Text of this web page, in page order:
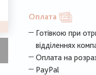
Оплата
Готівкою при
відділеннях
Оплата на
PayPal